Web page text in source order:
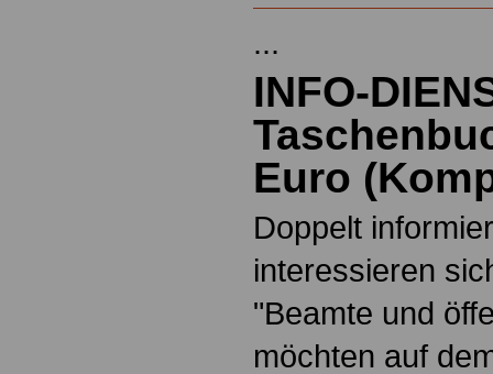
...
INFO-
Euro (
Doppelt
interessieren
"Beamte und
möchten auf